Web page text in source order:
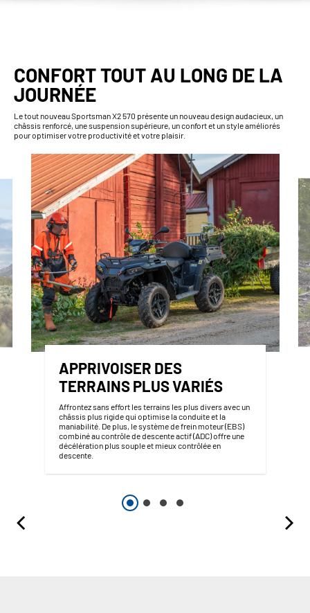
CONFORT TOUT AU LONG DE LA
JOURNÉE
Le tout nouveau Sportsman X2 570 présente un nouveau design audacieux, un
châssis renforcé, une suspension supérieure, un confort et un style améliorés
pour optimiser votre productivité et votre plaisir.
APPRIVOISER DES
TERRAINS PLUS VARIÉS
Affrontez sans effort les terrains les plus divers avec un
châssis plus rigide qui optimise la conduite et la
maniabilité. De plus, le système de frein moteur (EBS)
combiné au contrôle de descente actif (ADC) offre une
décélération plus souple et mieux contrôlée en
descente.